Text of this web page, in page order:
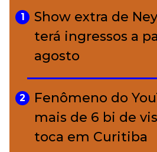
charme rústico
conquistou o luxo
A ciência por trás
função de cada
1
Show extra de
terá ingressos a
agosto
2
Fenômeno do
mais de 6 bi de
toca em Curitiba